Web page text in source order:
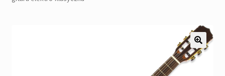
Pozostałe